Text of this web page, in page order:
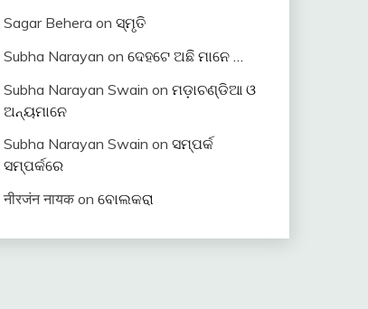
Sagar Behera on ସ୍ମୃତି
Subha Narayan on ଦେହଟେ ଅଛି ମାନେ …
Subha Narayan Swain on ମଡ଼ାଚଣ୍ଡିଆ ଓ
ଅନ୍ୟମାନେ
Subha Narayan Swain on ସମ୍ପର୍କ
ସମ୍ପର୍କରେ
नीरजंन नायकon ବୋଲକରା